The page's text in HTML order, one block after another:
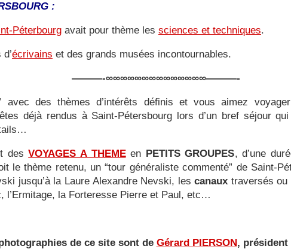
:
Péterbourg avait pour thème les sciences et techniques.
écrivains et des grands musées incontournables.
———-∞∞∞∞∞∞∞∞∞∞∞∞∞∞———-
avec des thèmes d’intérêts définis et vous aimez
déjà rendus à Saint-Pétersbourg lors d’un bref séjour
desVOYAGES A THEMEen PETITS GROUPES, d’une
le thème retenu, un “tour généraliste commenté” de Saint-
jusqu’à la Laure Alexandre Nevski, lescanaux traversés ou
l’Ermitage, la Forteresse Pierre et Paul, etc…
de ce site sont de Gérard PIERSON, président